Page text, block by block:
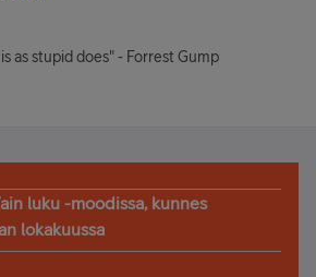
as stupid does" - Forrest Gump
luku -moodissa, kunnes
lokakuussa